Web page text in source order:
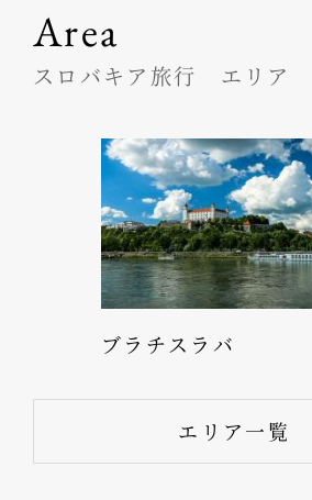
Area
スロバキア旅行 エリア
ブラチスラバ
エリア一覧